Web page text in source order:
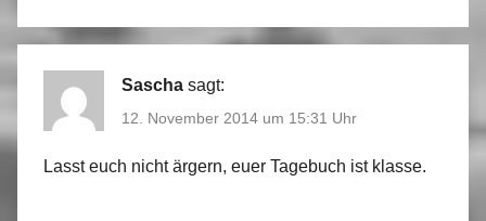
Sascha sagt:
12. November 2014 um 15:31 Uhr
Lasst euch nicht ärgern, euer Tagebuch ist klasse.